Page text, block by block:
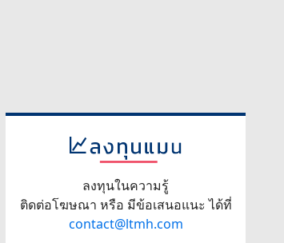
ลงทุนในความรู้
ติดต่อโฆษณา หรือ มีข้อเสนอแนะ ได้ที่
contact@ltmh.com